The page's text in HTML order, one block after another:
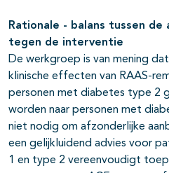
Rationale - balans tussen
tegen de interventie
De werkgroep is van mening
klinische effecten van RAAS-
personen met diabetes type 2
worden naar personen met
niet nodig om afzonderlijke
een gelijkluidend advies voor
1 en type 2 vereenvoudigt